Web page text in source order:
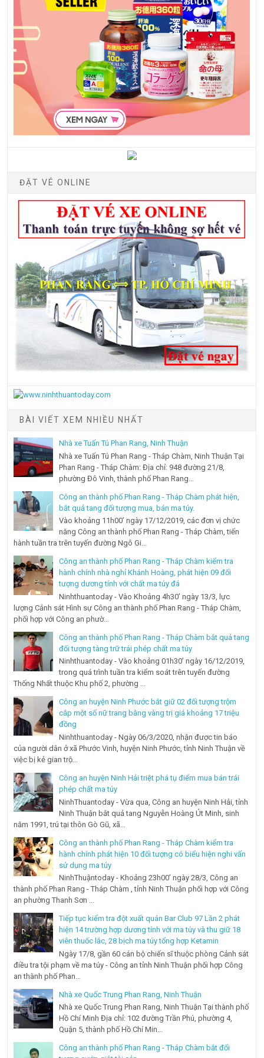
ĐẶT VÉ ONLINE
BÀI VIẾT XEM NHIỀU NHẤT
Nhà xe Tuấn Tú Phan Rang, Ninh Thuận
Nhà xe Tuấn Tú Phan Rang - Tháp Chàm, Ninh Thuận Tại
Phan Rang - Tháp Chàm: Địa chỉ: 948 đường 21/8,
phường Đô Vinh, thành phố Phan Rang...
Công an thành phố Phan Rang - Tháp Chàm phát hiện,
bắt quả tang đối tượng mua, bán ma túy.
Vào khoảng 11h00’ ngày 17/12/2019, các đơn vị chức
năng Công an thành phố Phan Rang - Tháp Chàm, tiến
hành tuần tra trên tuyến đường Ngô Gi...
Công an thành phố Phan Rang - Tháp Chàm kiểm tra
hành chính nhà nghỉ Khánh Hoàng, phát hiện 09 đối
tượng dương tính với chất ma túy đá
Ninhthuantoday - Vào Khoảng 4h30’ ngày 13/3, lực
lượng Cảnh sát Hình sự Công an thành phố Phan Rang - Tháp Chàm,
phối hợp với Công an phườ...
Công an thành phố Phan Rang - Tháp Chàm bắt quả tang
đối tượng tàng trữ trái phép chất ma túy
Ninhthuantoday - Vào khoảng 01h30’ ngày 16/12/2019,
trong quá trình tuần tra kiểm soát trên tuyến đường
Thống Nhất thuộc Khu phố 2, phường ...
Công an huyện Ninh Phước bắt giữ 02 đối tượng trộm
cắp một số nữ trang bằng vàng trị giá khoảng 17 triệu
đồng
Ninhthuantoday - Ngày 06/3/2020, nhận được tin báo
của người dân ở xã Phước Vinh, huyện Ninh Phước, tỉnh Ninh Thuận về
việc bị kẻ gian trộ...
Công an huyện Ninh Hải triệt phá tụ điểm mua bán trái
phép chất ma túy
NinhThuantoday - Vừa qua, Công an huyện Ninh Hải, tỉnh
Ninh Thuận bắt quả tang Nguyễn Hoàng Út Minh, sinh
năm 1991, trú tại thôn Gò Gũ, xã...
Công an thành phố Phan Rang - Tháp Chàm kiểm tra
hành chính phát hiện 10 đối tượng có biểu hiện nghi vấn
sử dụng ma túy
NinhThuậntoday - Khoảng 23h00’ ngày 28/3, Công an
thành phố Phan Rang - Tháp Chàm , tỉnh Ninh Thuận phối hợp với Công
an phường Thanh Sơn ...
Tiếp tục kiểm tra đột xuất quán Bar Club 97 Lần 2 phát
hiện 14 trường hợp dương tính với ma túy và thu giữ 18
viên thuốc lắc, 28 bịch ma túy tổng hợp Ketamin
Ngày 17/8, gần 60 cán bộ chiến sĩ thuộc phòng Cảnh sát
điều tra tội phạm về ma túy - Công an tỉnh Ninh Thuận phối hợp Công
an thành phố Phan...
Nhà xe Quốc Trung Phan Rang, Ninh Thuận
Nhà xe Quốc Trung Phan Rang, Ninh Thuận Tại thành phố
Hồ Chí Minh Địa chỉ: 102 đường Trần Phú, phường 4,
Quận 5, thành phố Hồ Chí Min...
Công an thành phố Phan Rang - Tháp Chàm bắt đối